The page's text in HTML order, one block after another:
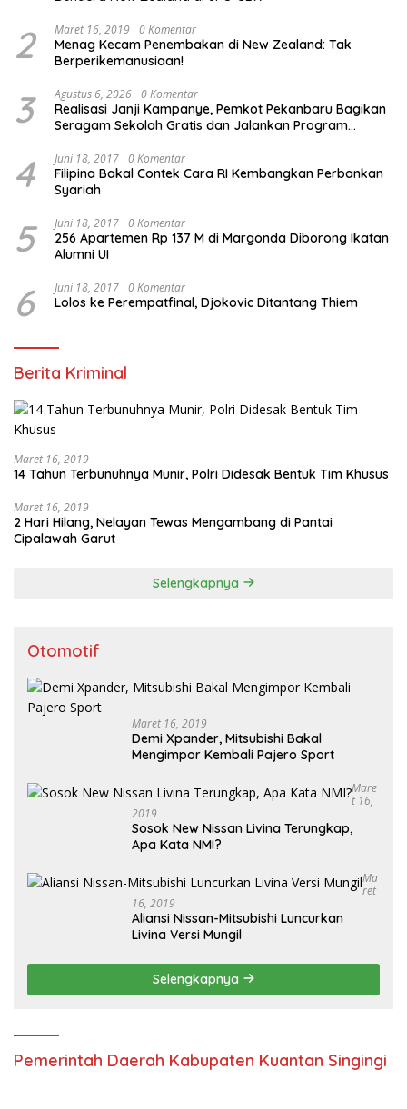
2 Maret 16, 2019 0 Komentar
Menag Kecam Penembakan di New Zealand: Tak
Berperikemanusiaan!
3 Agustus 6, 2026 0 Komentar
Realisasi Janji Kampanye, Pemkot Pekanbaru Bagikan
Seragam Sekolah Gratis dan Jalankan Program
4 Juni 18, 2017 0 Komentar
Filipina Bakal Contek Cara RI Kembangkan Perbankan
Syariah
5 Juni 18, 2017 0 Komentar
256 Apartemen Rp 137 M di Margonda Diborong Ikatan
Alumni UI
6 Juni 18, 2017 0 Komentar
Lolos ke Perempatfinal, Djokovic Ditantang Thiem
Berita Kriminal
Maret 16, 2019
14 Tahun Terbunuhnya Munir, Polri Didesak Bentuk Tim Khusus
Maret 16, 2019
2 Hari Hilang, Nelayan Tewas Mengambang di Pantai
Cipalawah Garut
Selengkapnya
Otomotif
Maret 16, 2019
Demi Xpander, Mitsubishi Bakal
Mengimpor Kembali Pajero Sport
Mare
T 16,
2019
Sosok New Nissan Livina Terungkap,
Apa Kata NMI?
Ma
Ret
16, 2019
Aliansi Nissan-Mitsubishi Luncurkan
Livina Versi Mungil
Selengkapnya
Pemerintah Daerah Kabupaten Kuantan Singingi